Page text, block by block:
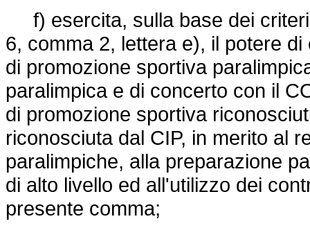
f) esercita, sulla base dei criteri
6, comma 2, lettera e), il potere
di promozione sportiva
paralimpica e di concerto con il
di promozione sportiva
riconosciuta dal CIP, in merito al
paralimpiche, alla preparazione
di alto livello ed all'utilizzo dei
presente comma;